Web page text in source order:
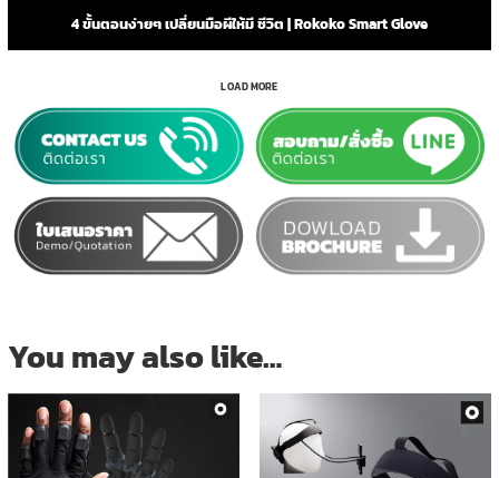
4 ขั้นตอนง่ายๆ เปลี่ยนมือผีให้มี ชีวิต | Rokoko Smart Glove
LOAD MORE
You may also like…